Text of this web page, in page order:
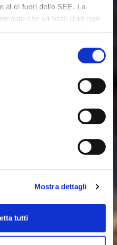
al di fuori dello SEE. La
che gli Stati Uniti non
governative, ai mezzi di
e per questo non sussiste
Potrai revocare in ogni
qui:
sono precisate nella
Mostra dettagli
tutti